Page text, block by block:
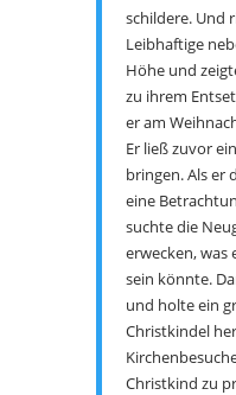
schildere. Und
Leibhaftige
Höhe und
zu ihrem
er am
Er ließ zuvor
bringen. Als er
eine
suchte die
erwecken, was
sein könnte.
und holte ein
Christkindel
Christkind zu